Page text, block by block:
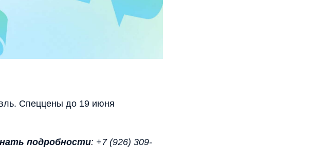
Спеццены до 19 июня
подробности: +7 (926) 309-